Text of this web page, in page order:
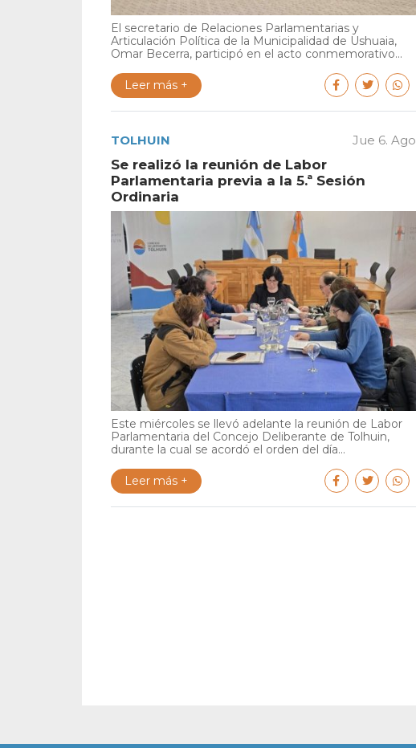
El secretario de Relaciones Parlamentarias y
Articulación Política de la Municipalidad de Ushuaia,
Omar Becerra, participó en el acto conmemorativo...
Leer más +
TOLHUIN Jue 6. Ago
Se realizó la reunión de Labor
Parlamentaria previa a la 5.ª Sesión
Ordinaria
Este miércoles se llevó adelante la reunión de Labor
Parlamentaria del Concejo Deliberante de Tolhuin,
durante la cual se acordó el orden del día...
Leer más +